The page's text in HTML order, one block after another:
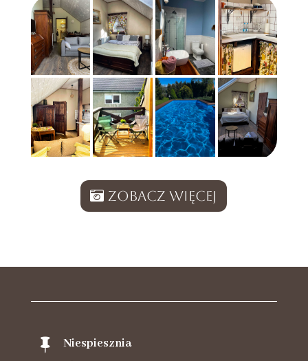
Zobacz Więcej
 Niespiesznia